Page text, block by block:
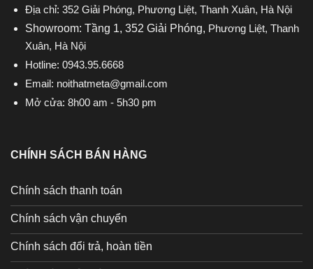
Địa chỉ: 352 Giải Phóng, Phương Liệt, Thanh Xuân, Hà Nội
Showroom: Tầng 1, 352 Giải Phóng, Phương Liệt, Thanh
Xuân, Hà Nội
Hotline: 0943.95.6668
Email: noithatmeta@gmail.com
Mở cửa: 8h00 am - 5h30 pm
CHÍNH SÁCH BÁN HÀNG
Chính sách thanh toán
Chính sách vận chuyển
Chính sách đổi trả, hoàn tiền